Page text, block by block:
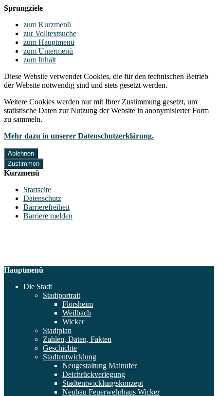
Sprungziele
zum Kurzmenü
zur Volltextsuche
zum Hauptmenü
zum Untermenü
zum Inhalt
Diese Website verwendet Cookies, die für den technischen Betrieb
der Website notwendig sind und stets gesetzt werden.
Weitere Cookies werden nur mit Ihrer Zustimmung gesetzt, um
statistische Daten zur Nutzung der Website in anonymisierter Form
zu sammeln.
Mehr dazu in unserer Datenschutzerklärung.
Ablehnen
Zustimmen
Kurzmenü
Startseite
Datenschutz
Barrierefreiheit
Barriere melden
Hauptmenü
Die Stadt
Stadtportrait
Flörsheim
Weilbach
Wicker
Stadtplan
Zahlen, Daten, Fakten
Geschichte
Stadtentwicklung
Neugestaltung Mainufer
Deichrückverlegung
Stadtentwicklungskonzept
Neubau Feuerwehrhaus Wicker